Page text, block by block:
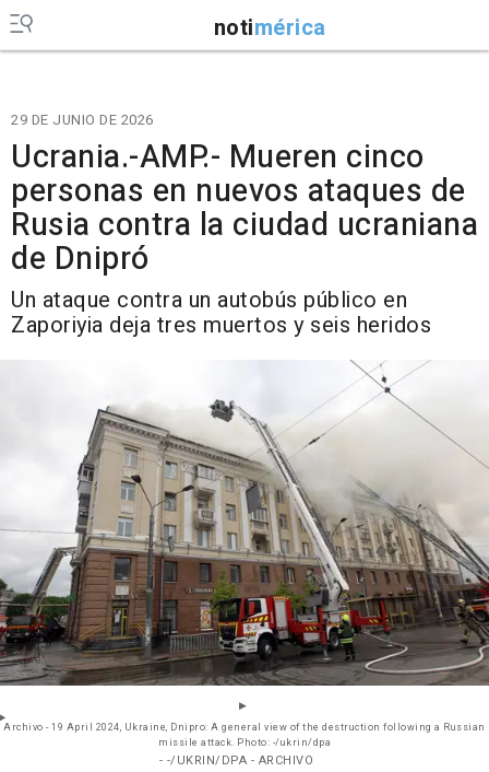
notimérica
29 DE JUNIO DE 2026
Ucrania.-AMP.- Mueren cinco
personas en nuevos ataques de
Rusia contra la ciudad ucraniana
de Dnipró
Un ataque contra un autobús público en
Zaporiyia deja tres muertos y seis heridos
Archivo - 19 April 2024, Ukraine, Dnipro: A general view of the destruction following a Russian
missile attack. Photo: -/ukrin/dpa
- -/UKRIN/DPA - ARCHIVO